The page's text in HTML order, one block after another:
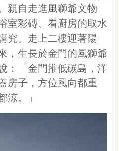
親自走進風獅爺文物
室彩磚、看廚房的取水
究。走上二樓迎著陽
，生長於金門的風獅爺
：「金門推低碳島，洋
房子，方位風向都重
涼。」